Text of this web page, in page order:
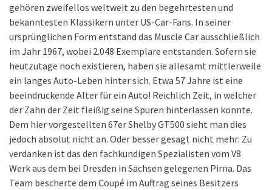
gehören zweifellos weltweit zu den begehrtesten und
bekanntesten Klassikern unter US-Car-Fans. In seiner
ursprünglichen Form entstand das Muscle Car ausschließlich
im Jahr 1967, wobei 2.048 Exemplare entstanden. Sofern sie
heutzutage noch existieren, haben sie allesamt mittlerweile
ein langes Auto-Leben hinter sich. Etwa 57 Jahre ist eine
beeindruckende Alter für ein Auto! Reichlich Zeit, in welcher
der Zahn der Zeit fleißig seine Spuren hinterlassen konnte.
Dem hier vorgestellten 67er Shelby GT500 sieht man dies
jedoch absolut nicht an. Oder besser gesagt nicht mehr: Zu
verdanken ist das den fachkundigen Spezialisten vom V8
Werk aus dem bei Dresden in Sachsen gelegenen Pirna. Das
Team bescherte dem Coupé im Auftrag seines Besitzers